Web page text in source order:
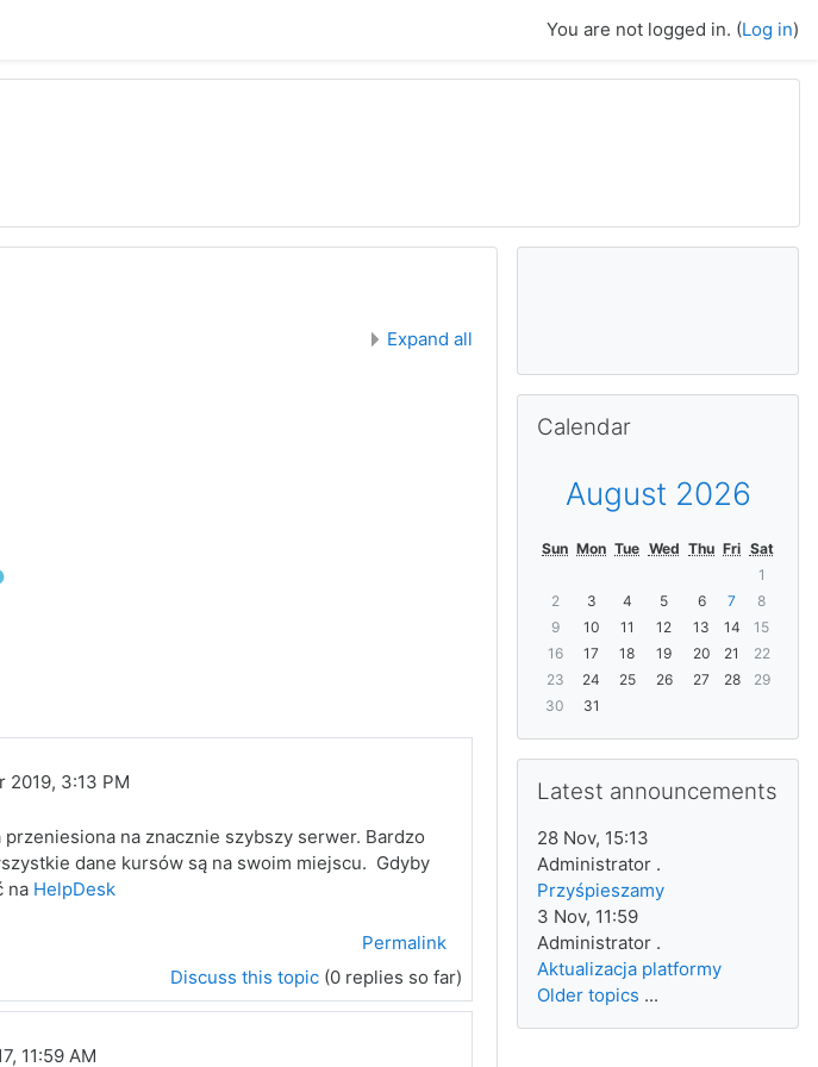
You are not logged in. (Log in)
Expand all
2019, 3:13 PM
na znacznie szybszy serwer. Bardzo
dane kursów są na swoim miejscu. Gdyby
na HelpDesk
Permalink
Discuss this topic (0 replies so far)
11:59 AM
Calendar
August 2026
Sun Mon Tue Wed Thu Fri Sat
1
2
3 4 5 6 7
8
9
10 11 12 13 14
15
16
17 18 19 20 21
22
23
24 25 26 27 28
29
30
31
Latest announcements
28 Nov, 15:13
Administrator .
Przyśpieszamy
3 Nov, 11:59
Administrator .
Aktualizacja platformy
Older topics ...